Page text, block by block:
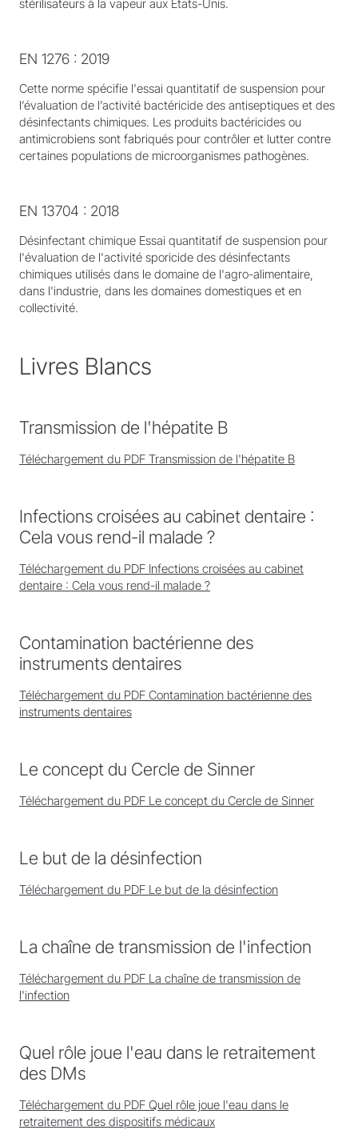
stérilisateurs à la vapeur aux États-Unis.
EN 1276 : 2019
Cette norme spécifie l'essai quantitatif de suspension pour
l’évaluation de l’activité bactéricide des antiseptiques et des
désinfectants chimiques. Les produits bactéricides ou
antimicrobiens sont fabriqués pour contrôler et lutter contre
certaines populations de microorganismes pathogènes.
EN 13704 : 2018
Désinfectant chimique Essai quantitatif de suspension pour
l'évaluation de l'activité sporicide des désinfectants
chimiques utilisés dans le domaine de l'agro-alimentaire,
dans l'industrie, dans les domaines domestiques et en
collectivité.
Livres Blancs
Transmission de l'hépatite B
Téléchargement du PDF Transmission de l'hépatite B
Infections croisées au cabinet dentaire :
Cela vous rend-il malade ?
Téléchargement du PDF Infections croisées au cabinet
dentaire : Cela vous rend-il malade ?
Contamination bactérienne des
instruments dentaires
Téléchargement du PDF Contamination bactérienne des
instruments dentaires
Le concept du Cercle de Sinner
Téléchargement du PDF Le concept du Cercle de Sinner
Le but de la désinfection
Téléchargement du PDF Le but de la désinfection
La chaîne de transmission de l'infection
Téléchargement du PDF La chaîne de transmission de
l'infection
Quel rôle joue l'eau dans le retraitement
des DMs
Téléchargement du PDF Quel rôle joue l'eau dans le
retraitement des dispositifs médicaux